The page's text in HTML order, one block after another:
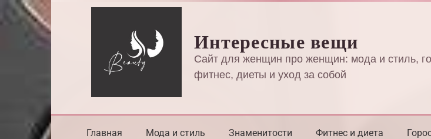
Перейти
к
контенту
Интересные вещи
Сайт для женщин про женщин: мода и стиль,
фитнес, диеты и уход за собой
Главная Мода и стиль Знаменитости Фитнес и диета